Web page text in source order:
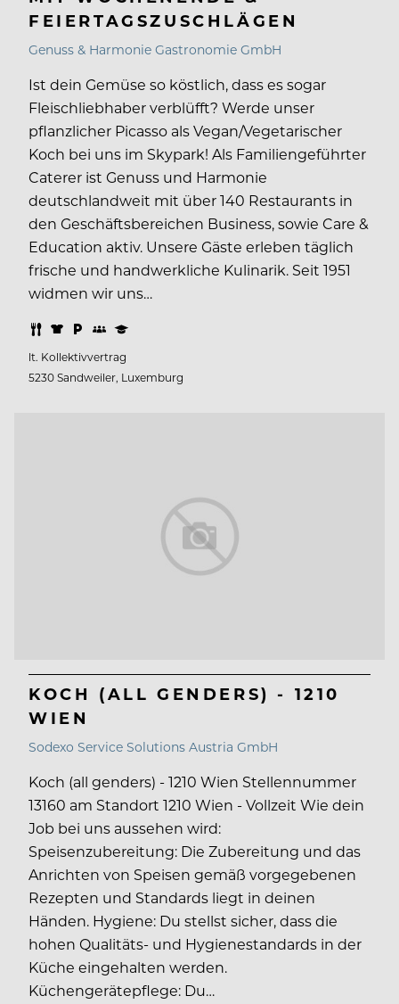
FEIERTAGSZUSCHLÄGEN
Genuss & Harmonie Gastronomie GmbH
Ist dein Gemüse so köstlich, dass es sogar
Fleischliebhaber verblüfft? Werde unser
pflanzlicher Picasso als Vegan/Vegetarischer
Koch bei uns im Skypark! Als Familiengeführter
Caterer ist Genuss und Harmonie
deutschlandweit mit über 140 Restaurants in
den Geschäftsbereichen Business, sowie Care &
Education aktiv. Unsere Gäste erleben täglich
frische und handwerkliche Kulinarik. Seit 1951
widmen wir uns…
lt. Kollektivvertrag
5230 Sandweiler, Luxemburg
KOCH (ALL GENDERS) - 1210
WIEN
Sodexo Service Solutions Austria GmbH
Koch (all genders) - 1210 Wien Stellennummer
13160 am Standort 1210 Wien - Vollzeit Wie dein
Job bei uns aussehen wird:
Speisenzubereitung: Die Zubereitung und das
Anrichten von Speisen gemäß vorgegebenen
Rezepten und Standards liegt in deinen
Händen. Hygiene: Du stellst sicher, dass die
hohen Qualitäts- und Hygienestandards in der
Küche eingehalten werden.
Küchengerätepflege: Du…